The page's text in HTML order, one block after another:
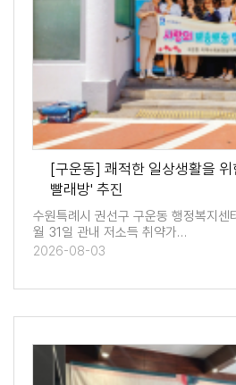
[구운동] 쾌적한 일상생활을
빨래방' 추진
수원특례시 권선구 구운동 행정복지센
월 31일 관내 저소득 취약가…
2026-08-03